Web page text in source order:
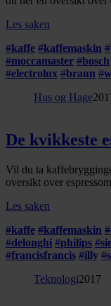
Les saken
#kaffe #kaffemaskin #
#moccamaster #bosch
#electrolux #braun #
Hus og Hage
De kvikkeste
Vil du ta
oversikt over
Les saken
#kaffe #kaffemaskin #
#delonghi #philips #
#francisfrancis #illy #
Teknologi2017